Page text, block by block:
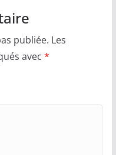
publiée. Les
avec *